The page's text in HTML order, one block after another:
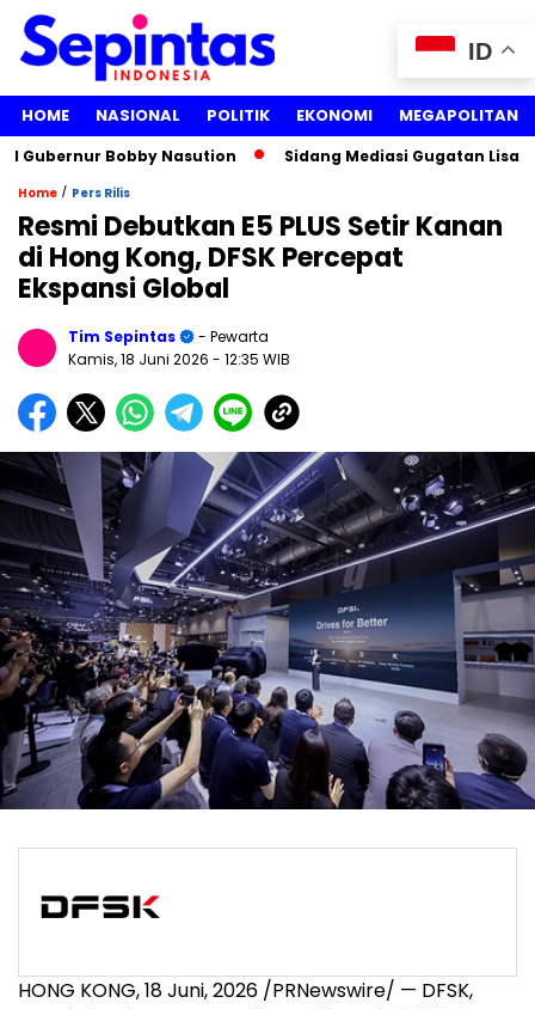
HOME NASIONAL POLITIK EKONOMI MEGAPOLITAN
Bobby Nasution Sidang Mediasi Gugatan Lisa
Home / Pers Rilis
Resmi Debutkan E5 PLUS Setir Kanan
di Hong Kong, DFSK Percepat
Ekspansi Global
Tim Sepintas
- Pewarta
Kamis, 18 Juni 2026 - 12:35 WIB
HONG KONG,18 Juni, 2026 /PRNewswire/ — DFSK,
ID